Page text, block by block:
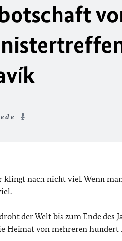
klingt nach nicht viel. Wenn
der Welt bis zum Ende des
Heimat von mehreren